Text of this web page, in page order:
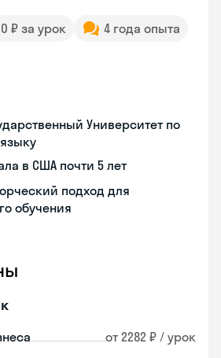
₽ за урок
4 года опыта
Университет по
в США почти 5 лет
подход для
обучения
от 2282 ₽ / урок